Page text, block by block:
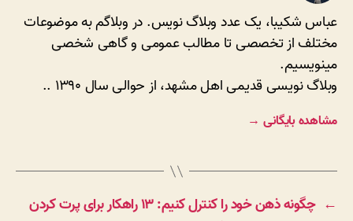
عباس شکیبا، یک عدد وبلاگ نویس. در وبلاگم به موضوعات
مختلف از تخصصی تا مطالب عمومی و گاهی شخصی
مینویسیم.
وبلاگ نویسی قدیمی اهل مشهد، از حوالی سال ۱۳۹۰ ..
مشاهده بایگانی →
←
چگونه ذهن خود را کنترل کنیم: ۱۳ راهکار برای پرت کردن